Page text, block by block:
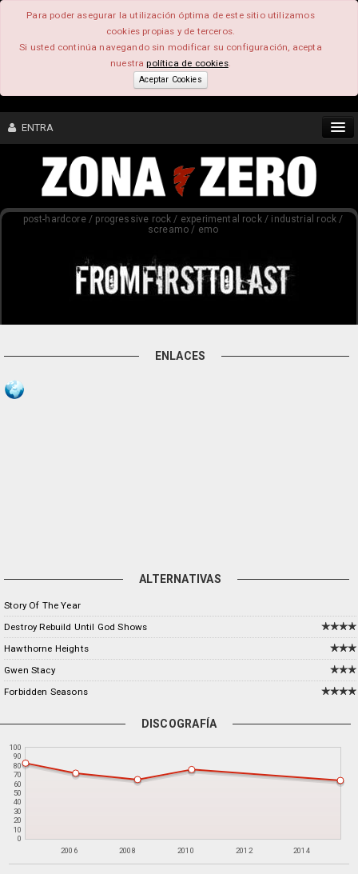
Para poder asegurar la utilización óptima de este sitio utilizamos
cookies propias y de terceros.
Si usted continúa navegando sin modificar su configuración, acepta
nuestrapolítica de cookies.
Aceptar Cookies
ENTRA
CONTENIDO
FEEEDBACK
post-hardcore / progressive rock / experimental rock / industrial rock /
screamo / emo
ENLACES
ALTERNATIVAS
Story Of The Year
Destroy Rebuild Until God Shows
Hawthorne Heights
Gwen Stacy
Forbidden Seasons
DISCOGRAFÍA
2006 2008 2010 2012 2014
0
10
20
30
40
50
60
70
80
90
100